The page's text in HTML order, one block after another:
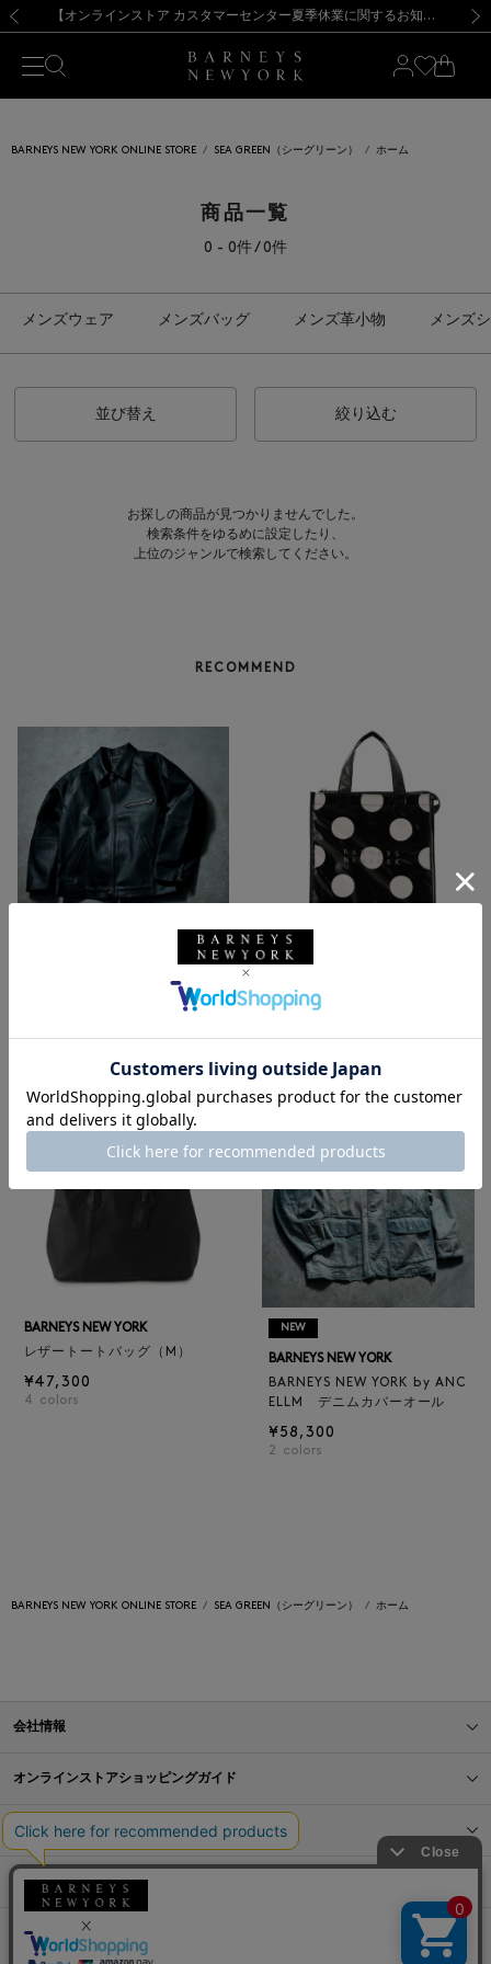
新規登録のお客様も対象！＜MY BARNEYS＞会員のお客様は11,000円（税込）以上のお買上げで常時送料無料！お買い物の際は会員登録を！
【夏季休業に伴う出荷一時停止のお知らせ】(2026.8.7) 【オンラインストア カスタマーセンター夏季休業に関するお知らせ】（2026.8.7）
【夏季休業に伴う返品・交換承り一時停止のお知らせ】（2026.8.5）
熊本県を中心とした地震の影響によるお荷物のお届けについて
【開催中】SUMMER SALEのご案内・ご注意事項 新規登録のお客様も対象！＜MY BARNEYS＞会員のお客様は11,000円（税込）以上のお買上げで常時送料無料！お買い物の際は会員登録を！
【夏季休業に伴う出荷一時停止のお知らせ】(2026.8.7)
BARNEYS NEW YORK ONLINE STORE SEA GREEN（シーグリーン） ホーム
商品一覧
0 - 0件 / 0件
メンズウェア メンズバッグ メンズ革小物 メンズ
並び替え 絞り込む
お探しの商品が見つかりませんでした。
検索条件をゆるめに設定したり、
上位のジャンルで検索してください。
RECOMMEND
BARNEYS NEW YORK by ANC
NEW
BARNEYS NEW YORK
ロゴ入りPVC保冷トートバッ
¥6,600
BARNEYS NEW YORK
レザートートバッグ（M）
¥47,300
4 colors
NEW
BARNEYS NEW YORK
BARNEYS NEW YORK by ANC
ELLM デニムカバーオール
¥58,300
2 colors
BARNEYS NEW YORK ONLINE STORE SEA GREEN（シーグリーン） ホーム
会社情報
オンラインストアショッピングガイド
店舗情報
サービス